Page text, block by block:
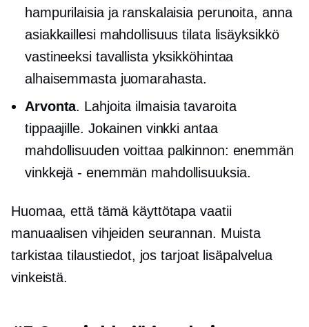
hampurilaisia ​​ja ranskalaisia ​​perunoita, anna
asiakkaillesi mahdollisuus tilata lisäyksikkö
vastineeksi tavallista yksikköhintaa
alhaisemmasta juomarahasta.
Arvonta. Lahjoita ilmaisia ​​tavaroita
tippaajille. Jokainen vinkki antaa
mahdollisuuden voittaa palkinnon: enemmän
vinkkejä - enemmän mahdollisuuksia.
Huomaa, että tämä käyttötapa vaatii
manuaalisen vihjeiden seurannan. Muista
tarkistaa tilaustiedot, jos tarjoat lisäpalvelua
vinkeistä.